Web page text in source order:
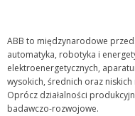
ABB to międzynarodowe
automatyka, robotyka i
elektroenergetycznych,
wysokich, średnich oraz niskich
Oprócz działalności
badawczo-rozwojowe.